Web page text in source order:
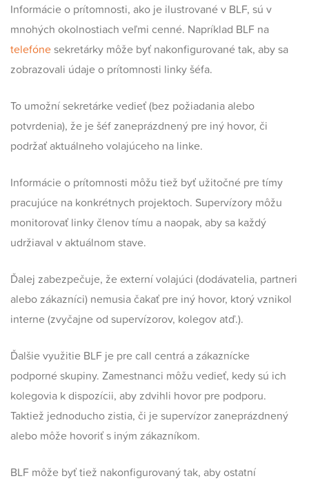
Informácie o prítomnosti, ako je ilustrované v BLF, sú v
mnohých okolnostiach veľmi cenné. Napríklad BLF na
telefónesekretárky môže byť nakonfigurované tak, aby sa
zobrazovali údaje o prítomnosti linky šéfa.
To umožní sekretárke vedieť (bez požiadania alebo
potvrdenia), že je šéf zaneprázdnený pre iný hovor, či
podržať aktuálneho volajúceho na linke.
Informácie o prítomnosti môžu tiež byť užitočné pre tímy
pracujúce na konkrétnych projektoch. Supervízory môžu
monitorovať linky členov tímu a naopak, aby sa každý
udržiaval v aktuálnom stave.
Ďalej zabezpečuje, že externí volajúci (dodávatelia, partneri
alebo zákazníci) nemusia čakať pre iný hovor, ktorý vznikol
interne (zvyčajne od supervízorov, kolegov atď.).
Ďalšie využitie BLF je pre call centrá a zákaznícke
podporné skupiny. Zamestnanci môžu vedieť, kedy sú ich
kolegovia k dispozícii, aby zdvihli hovor pre podporu.
Taktiež jednoducho zistia, či je supervízor zaneprázdnený
alebo môže hovoriť s iným zákazníkom.
BLF môže byť tiež nakonfigurovaný tak, aby ostatní